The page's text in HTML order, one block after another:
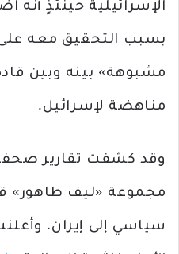
الإسرائيلية حينئذٍ أنه
بسبب التحقيق معه
مشبوهة» بينه وبين
مناهضة لإسرائيل.
مجموعة «ليف طاهور»
سياسي إلى إيران،